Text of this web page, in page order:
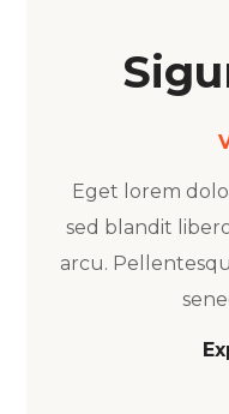
Eget lorem
sed blandit
arcu.